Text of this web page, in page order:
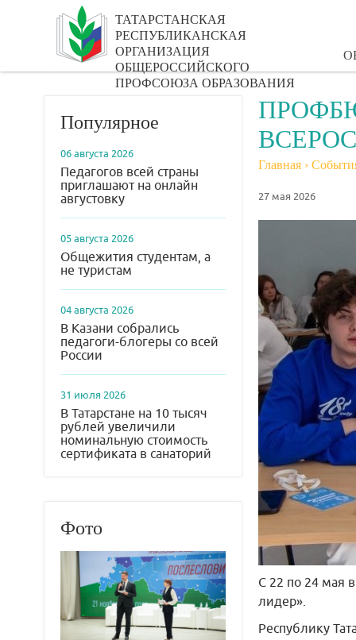
ТАТАРСТАНСКАЯ
РЕСПУБЛИКАНСКАЯ
ОРГАНИЗАЦИЯ
ОБЩЕРОССИЙСКОГО
ПРОФСОЮЗА ОБРАЗОВАНИЯ
Популярное
06 августа 2026
Педагогов всей страны
приглашают на онлайн
августовку
05 августа 2026
Общежития студентам, а
не туристам
04 августа 2026
В Казани собрались
педагоги-блогеры со всей
России
31 июля 2026
В Татарстане на 10 тысяч
рублей увеличили
номинальную стоимость
сертификата в санаторий
Фото
Главная ›
27 мая 2026
С 22 по 24 мая
лидер».
Республику